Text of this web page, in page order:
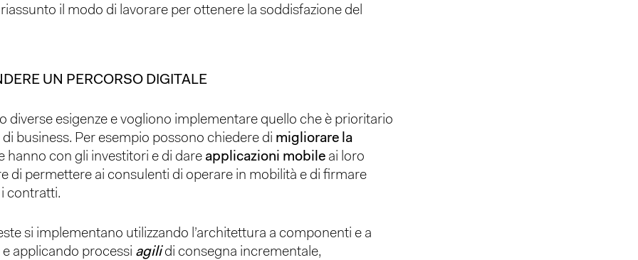
il modo di lavorare per ottenere la soddisfazione del
UN PERCORSO DIGITALE
diverse esigenze e vogliono implementare quello che è prioritario
business. Per esempio possono chiedere di migliorare la
hanno con gli investitori e di dare applicazioni mobile ai loro
di permettere ai consulenti di operare in mobilità e di firmare
contratti.
si implementano utilizzando l’architettura a componenti e a
e applicando processi agili di consegna incrementale,